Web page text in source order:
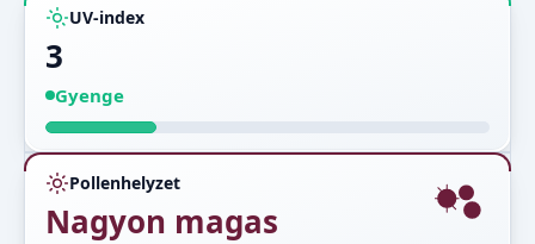
UV-index
3
Gyenge
Pollenhelyzet
Nagyon magas